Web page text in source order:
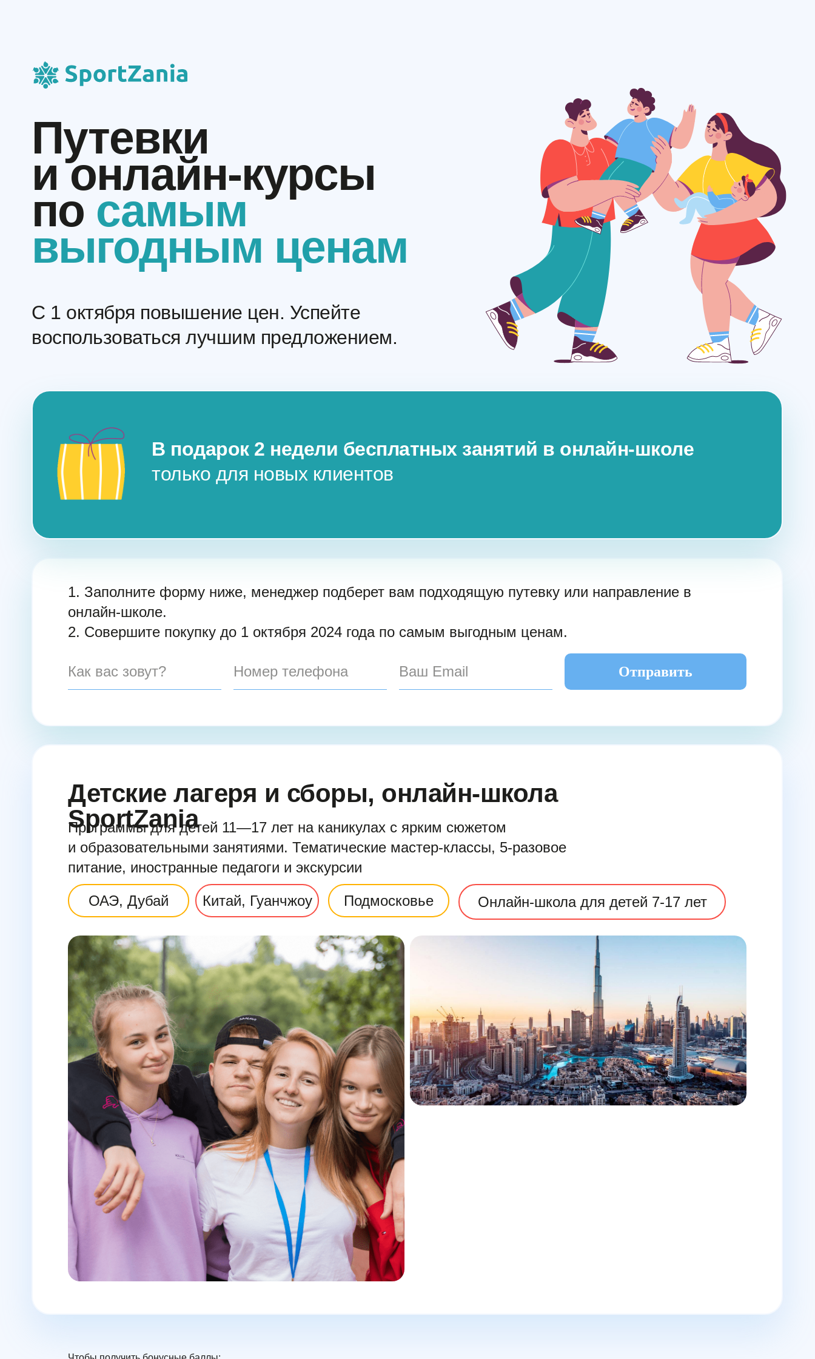
С 1 октября повышение цен. Успейте
воспользоваться лучшим предложением.
Путевки
и онлайн-курсы
по самым
выгодным ценам
Отправить
1. Заполните форму ниже, менеджер подберет вам подходящую путевку или направление в
онлайн-школе.
2. Совершите покупку до 1 октября 2024 года по самым выгодным ценам.
Детские лагеря и сборы, онлайн-школа
SportZania
Программы для детей 11—17 лет на каникулах с ярким сюжетом
и образовательными занятиями. Тематические мастер-классы, 5-разовое
питание, иностранные педагоги и экскурсии
ОАЭ, Дубай Китай, Гуанчжоу
В подарок 2 недели бесплатных занятий в онлайн-школе
только для новых клиентов
Подмосковье Онлайн-школа для детей 7-17 лет